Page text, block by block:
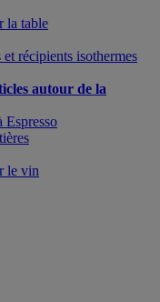
la table
récipients isothermes
autour de la
Espresso
le vin